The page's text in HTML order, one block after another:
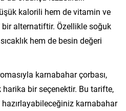
kalorili hem de vitamin ve
bir alternatiftir. Özellikle soğuk
hem de besin değeri
karnabahar çorbası,
harika bir seçenektir. Bu tarifte,
karnabahar